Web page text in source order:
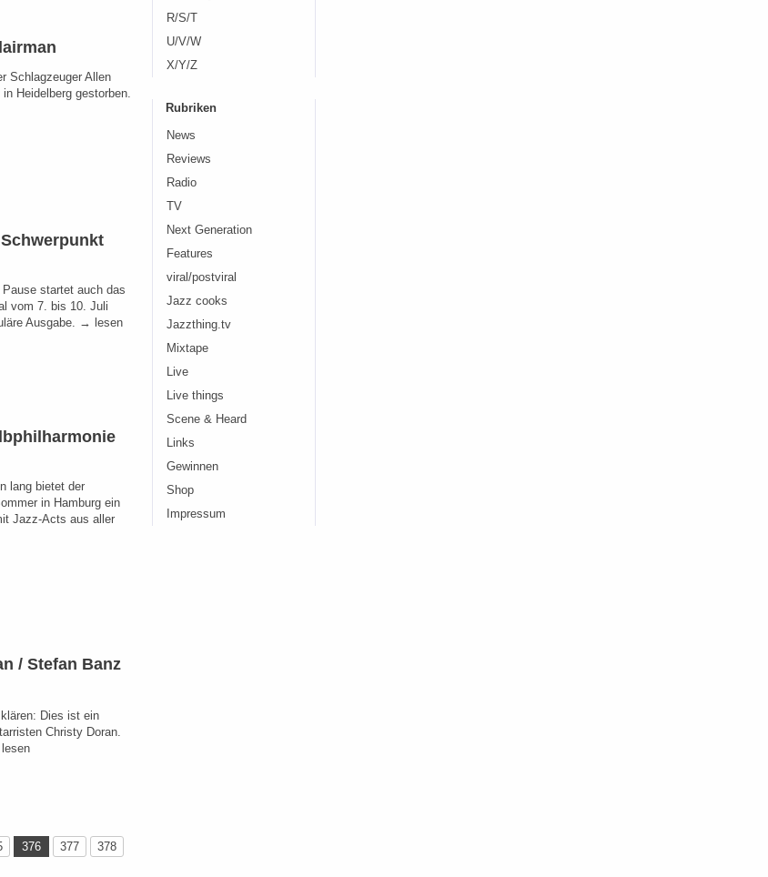
Schlagzeuger Allen
Heidelberg gestorben.
startet auch das
vom 7. bis 10. Juli
Ausgabe. → lesen
lang bietet der
in Hamburg ein
Jazz-Acts aus aller
/ Stefan Banz
Dies ist ein
Christy Doran.
376 377
378
R/S/T
U/V/W
X/Y/Z
Rubriken
News
Reviews
Radio
TV
Next Generation
Features
viral/postviral
Jazz cooks
Jazzthing.tv
Mixtape
Live
Live things
Scene & Heard
Links
Gewinnen
Shop
Impressum